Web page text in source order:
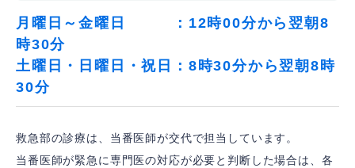
月曜日～金曜日 ：12時00分から翌朝8
時30分
土曜日・日曜日・祝日：8時30分から翌朝8時
30分
救急部の診療は、当番医師が交代で担当しています。
当番医師が緊急に専門医の対応が必要と判断した場合は、各